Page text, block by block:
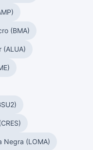
(BMA)
(ALUA)
Negra (LOMA)